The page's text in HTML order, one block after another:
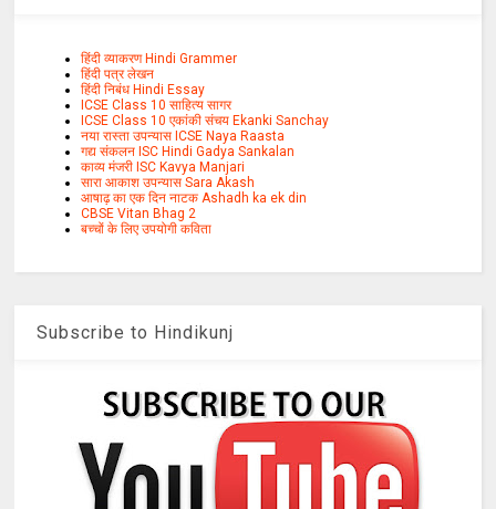
हिंदी व्याकरण Hindi Grammer
हिंदी पत्र लेखन
हिंदी निबंध Hindi Essay
ICSE Class 10 साहित्य सागर
ICSE Class 10 एकांकी संचय Ekanki Sanchay
नया रास्ता उपन्यास ICSE Naya Raasta
गद्य संकलन ISC Hindi Gadya Sankalan
काव्य मंजरी ISC Kavya Manjari
सारा आकाश उपन्यास Sara Akash
आषाढ़ का एक दिन नाटक Ashadh ka ek din
CBSE Vitan Bhag 2
बच्चों के लिए उपयोगी कविता
Subscribe to Hindikunj